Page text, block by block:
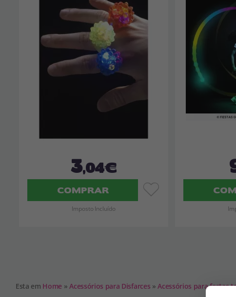
3,04€
COMPRAR
Imposto Incluído
Esta em Home » Acessórios para Disfarces » Acessórios para festas